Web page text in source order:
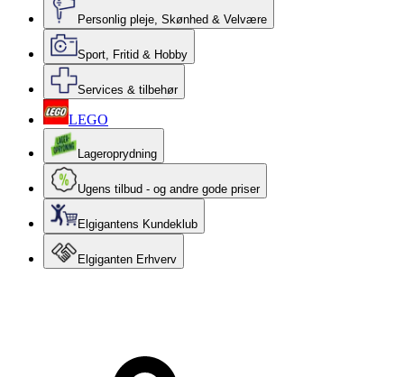
Personlig pleje, Skønhed & Velvære
Sport, Fritid & Hobby
Services & tilbehør
LEGO
Lageroprydning
Ugens tilbud - og andre gode priser
Elgigantens Kundeklub
Elgiganten Erhverv